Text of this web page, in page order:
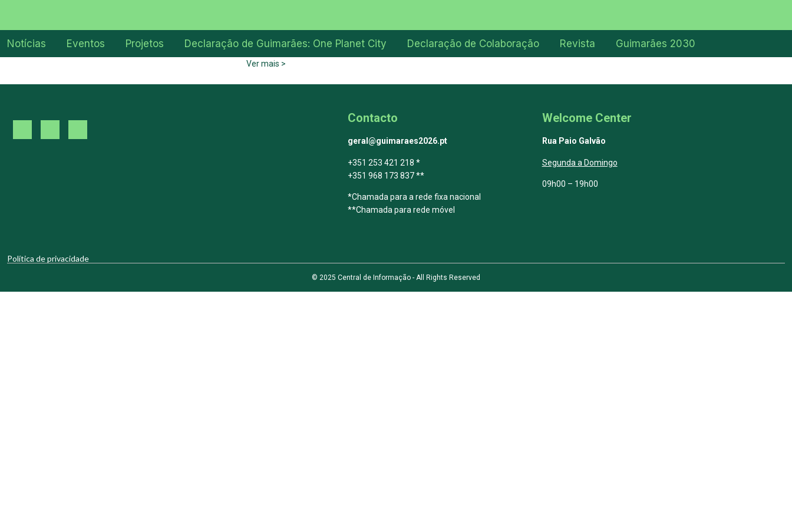
Notícias Eventos Projetos Declaração de Guimarães: One Planet City Declaração de Colaboração Revista Guimarães 2030
Ver mais >
Contacto
geral@guimaraes2026.pt
+351 253 421 218 *
+351 968 173 837 **
*Chamada para a rede fixa nacional
**Chamada para rede móvel
Welcome Center
Rua Paio Galvão
Segunda a Domingo
09h00 – 19h00
Política de privacidade
© 2025 Central de Informação - All Rights Reserved